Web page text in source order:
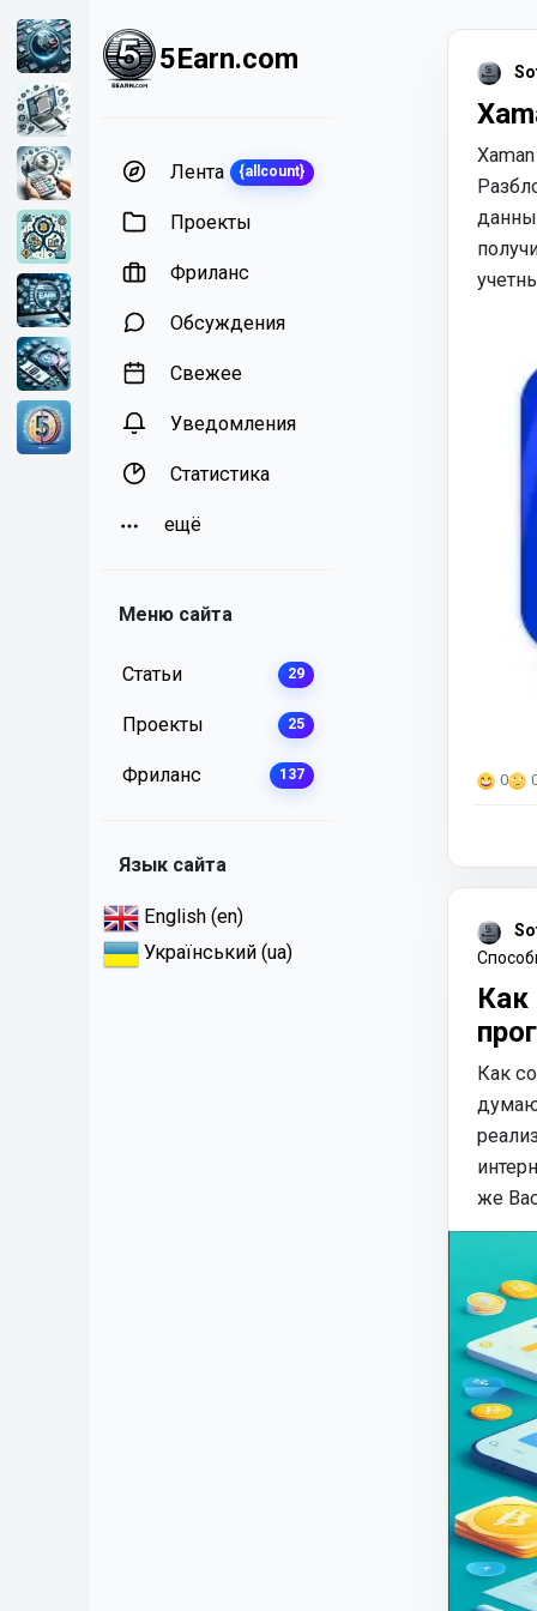
5Earn.com
Лента {allcount}
Проекты
Фриланс
Обсуждения
Свежее
Уведомления
Статистика
ещё
Меню сайта
Статьи 29
Проекты 25
Фриланс 137
Язык сайта
English (en)
Український (ua)
0
Как
Как
же